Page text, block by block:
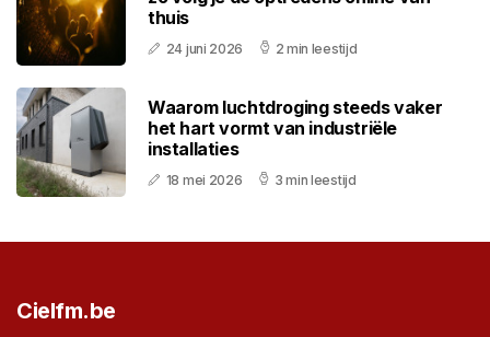
thuis
24 juni 2026 2 min leestijd
Waarom luchtdroging steeds vaker
het hart vormt van industriële
installaties
18 mei 2026 3 min leestijd
Cielfm.be